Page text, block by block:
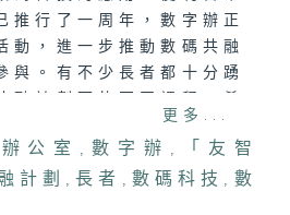
推行了一周年，數字辦正
動，進一步推動數碼共融
與。有不少長者都十分踴
技能，從而更好地融入數
更多...
公室 , 數字辦 ,
「友智
計劃 ,長者 , 數碼科技 , 數